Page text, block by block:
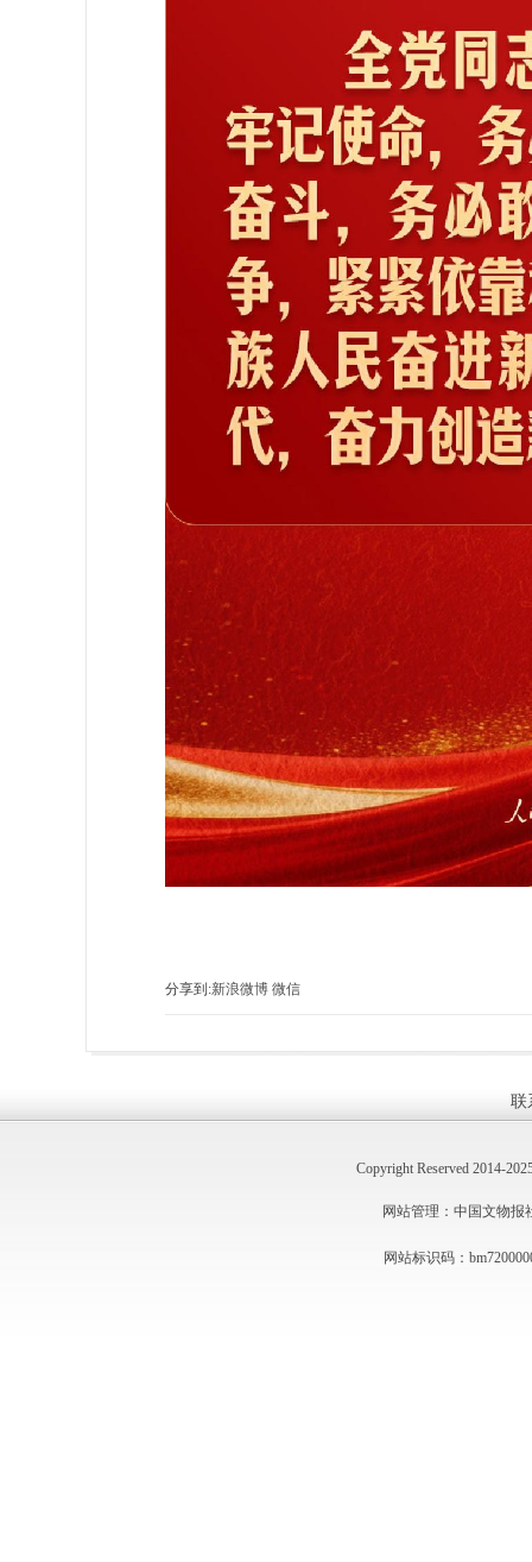
分享到:新浪微博 微信
联
Copyright Reserved 2014-
网站管理：中国文物报
网站标识码：